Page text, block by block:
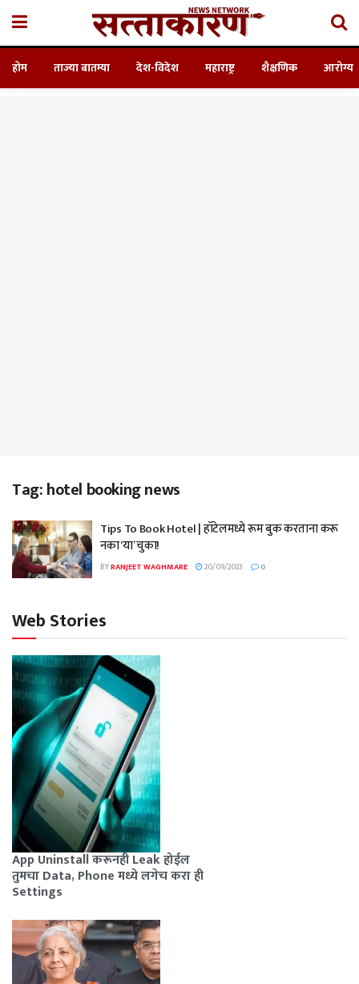
होम ताज्या बातम्या देश-विदेश महाराष्ट्र शैक्षणिक आरोग्य
Tag:hotel booking news
Tips To Book Hotel | हॉटेलमध्ये रूम बुक करताना करू
नका ‘या’ चुका!
BYRANJEET WAGHMARE 20/09/2023 0
Web Stories
App Uninstall करूनही Leak होईल
तुमचा Data, Phone मध्ये लगेच करा ही
Settings